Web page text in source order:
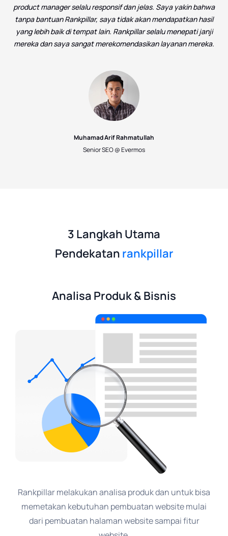
product manager selalu responsif dan jelas. Saya yakin bahwa
tanpa bantuan Rankpillar, saya tidak akan mendapatkan hasil
yang lebih baik di tempat lain. Rankpillar selalu menepati janji
mereka dan saya sangat merekomendasikan layanan mereka.
Muhamad Arif Rahmatullah
Senior SEO @ Evermos
3 Langkah Utama
Pendekatan rankpillar
Analisa Produk & Bisnis
Rankpillar melakukan analisa produk dan untuk bisa
memetakan kebutuhan pembuatan website mulai
dari pembuatan halaman website sampai fitur